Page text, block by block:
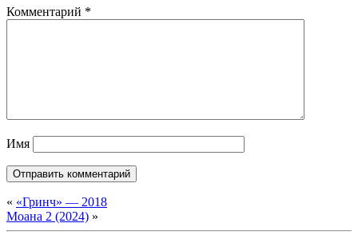
Комментарий *
Имя
« «Гринч» — 2018
Моана 2 (2024) »